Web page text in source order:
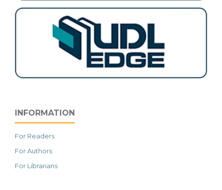
INFORMATION
For Readers
For Authors
For Librarians